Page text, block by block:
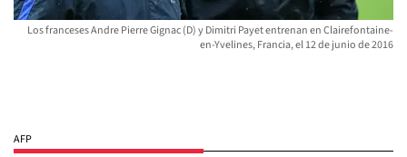
Los franceses Andre Pierre Gignac (D) y Dimitri Payet entrenan en Clairefontaine-
en-Yvelines, Francia, el 12 de junio de 2016
AFP